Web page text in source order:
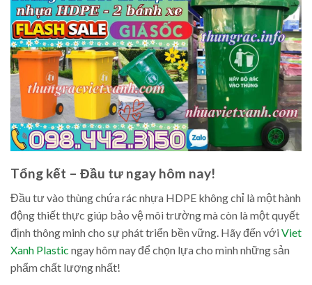
Tổng kết – Đầu tư ngay hôm nay!
Đầu tư vào thùng chứa rác nhựa HDPE không chỉ là một hành
động thiết thực giúp bảo vệ môi trường mà còn là một quyết
định thông minh cho sự phát triển bền vững. Hãy đến vớiViet
Xanh Plastic ngay hôm nay để chọn lựa cho mình những sản
phẩm chất lượng nhất!